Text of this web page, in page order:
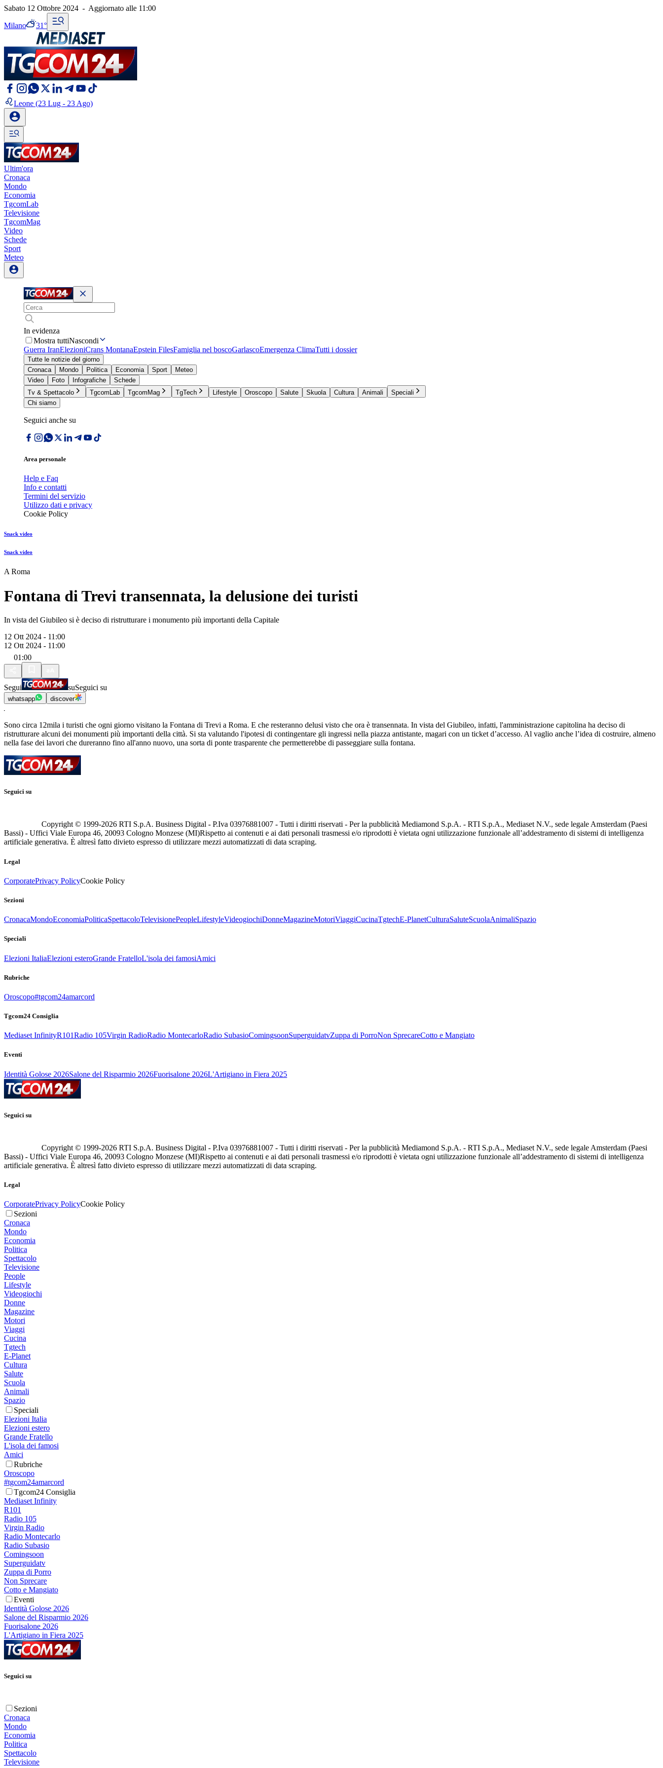
Sabato 12 Ottobre 2024 - Aggiornato alle 11:00
Milano 31°
Leone (23 Lug - 23 Ago)
Ultim'ora
Cronaca
Mondo
Economia
TgcomLab
Televisione
TgcomMag
Video
Schede
Sport
Meteo
In evidenza
Mostra tuttiNascondi
Guerra IranElezioniCrans MontanaEpstein FilesFamiglia nel boscoGarlascoEmergenza ClimaTutti i dossier
Tutte le notizie del giorno
Cronaca
Mondo Politica Economia Sport
Meteo
Video
Foto Infografiche
Schede
Tv & Spettacolo
TgcomLab TgcomMag TgTech Lifestyle Oroscopo Salute Skuola Cultura Animali
Speciali
Chi siamo
Seguici anche su
Area personale
Help e Faq
Info e contatti
Termini del servizio
Utilizzo dati e privacy
Cookie Policy
Snack video
Snack video
A Roma
Fontana di Trevi transennata, la delusione dei turisti
In vista del Giubileo si è deciso di ristrutturare i monumento più importanti della Capitale
12 Ott 2024 - 11:00
12 Ott 2024 - 11:00
01:00
Segui suSeguici su
whatsapp discover
Sono circa 12mila i turisti che ogni giorno visitano la Fontana di Trevi a Roma. E che resteranno delusi visto che ora è transennata. In vista del Giubileo, infatti, l'amministrazione capitolina ha deciso di
ristrutturare alcuni dei monumenti più importanti della città. Si sta valutando l'ipotesi di contingentare gli ingressi nella piazza antistante, magari con un ticket d’accesso. Al vaglio anche l’idea di costruire, almeno
nella fase dei lavori che dureranno fino all'anno nuovo, una sorta di ponte trasparente che permetterebbe di passeggiare sulla fontana.
Seguici su
Copyright © 1999-2026 RTI S.p.A. Business Digital - P.Iva 03976881007 - Tutti i diritti riservati - Per la pubblicità Mediamond S.p.A. - RTI S.p.A., Mediaset N.V., sede legale Amsterdam (Paesi
Bassi) - Uffici Viale Europa 46, 20093 Cologno Monzese (MI)Rispetto ai contenuti e ai dati personali trasmessi e/o riprodotti è vietata ogni utilizzazione funzionale all’addestramento di sistemi di intelligenza
artificiale generativa. È altresì fatto divieto espresso di utilizzare mezzi automatizzati di data scraping.
Legal
CorporatePrivacy PolicyCookie Policy
Sezioni
CronacaMondoEconomiaPoliticaSpettacoloTelevisionePeopleLifestyleVideogiochiDonneMagazineMotoriViaggiCucinaTgtechE-PlanetCulturaSaluteScuolaAnimaliSpazio
Speciali
Elezioni ItaliaElezioni esteroGrande FratelloL'isola dei famosiAmici
Rubriche
Oroscopo#tgcom24amarcord
Tgcom24 Consiglia
Mediaset InfinityR101Radio 105Virgin RadioRadio MontecarloRadio SubasioComingsoonSuperguidatvZuppa di PorroNon SprecareCotto e Mangiato
Eventi
Identità Golose 2026Salone del Risparmio 2026Fuorisalone 2026L'Artigiano in Fiera 2025
Seguici su
Copyright © 1999-2026 RTI S.p.A. Business Digital - P.Iva 03976881007 - Tutti i diritti riservati - Per la pubblicità Mediamond S.p.A. - RTI S.p.A., Mediaset N.V., sede legale Amsterdam (Paesi
Bassi) - Uffici Viale Europa 46, 20093 Cologno Monzese (MI)Rispetto ai contenuti e ai dati personali trasmessi e/o riprodotti è vietata ogni utilizzazione funzionale all’addestramento di sistemi di intelligenza
artificiale generativa. È altresì fatto divieto espresso di utilizzare mezzi automatizzati di data scraping.
Legal
CorporatePrivacy PolicyCookie Policy
Sezioni
Cronaca
Mondo
Economia
Politica
Spettacolo
Televisione
People
Lifestyle
Videogiochi
Donne
Magazine
Motori
Viaggi
Cucina
Tgtech
E-Planet
Cultura
Salute
Scuola
Animali
Spazio
Speciali
Elezioni Italia
Elezioni estero
Grande Fratello
L'isola dei famosi
Amici
Rubriche
Oroscopo
#tgcom24amarcord
Tgcom24 Consiglia
Mediaset Infinity
R101
Radio 105
Virgin Radio
Radio Montecarlo
Radio Subasio
Comingsoon
Superguidatv
Zuppa di Porro
Non Sprecare
Cotto e Mangiato
Eventi
Identità Golose 2026
Salone del Risparmio 2026
Fuorisalone 2026
L'Artigiano in Fiera 2025
Seguici su
Sezioni
Cronaca
Mondo
Economia
Politica
Spettacolo
Televisione